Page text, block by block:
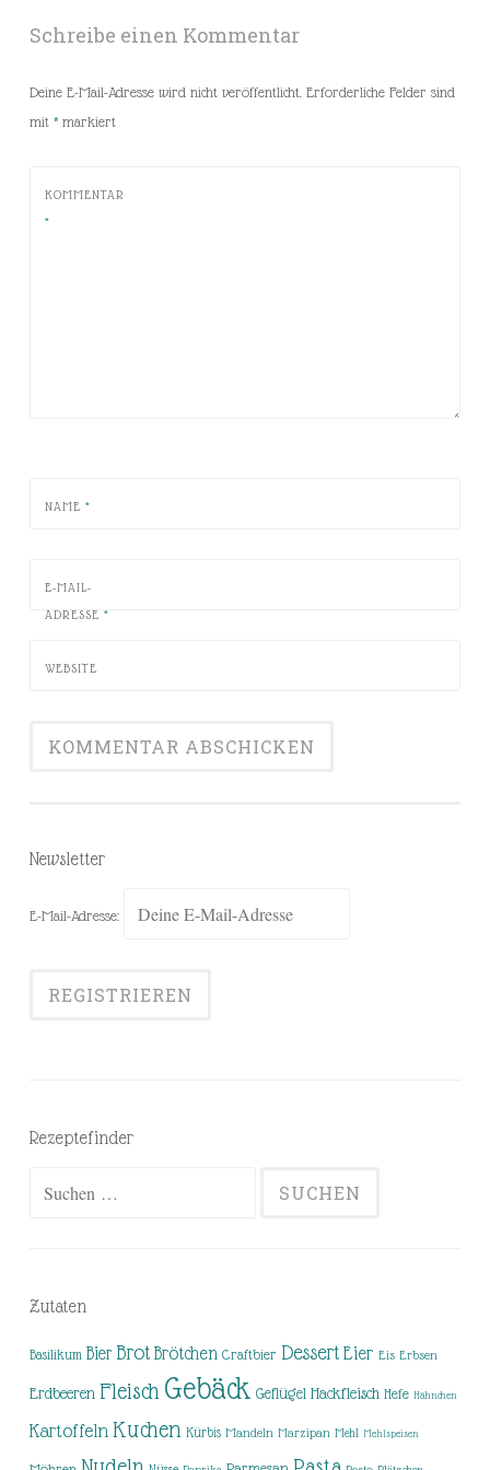
Schreibe einen Kommentar
Deine E-Mail-Adresse wird nicht veröffentlicht. Erforderliche Felder sind
mit *markiert
KOMMENTAR
*
NAME *
E-MAIL-
ADRESSE *
WEBSITE
Newsletter
E-Mail-Adresse:
Rezeptefinder
Zutaten
Basilikum Bier Brot Brötchen Craftbier Dessert Eier Eis Erbsen
Erdbeeren Fleisch Gebäck Geflügel Hackfleisch Hefe Hähnchen
Kartoffeln Kuchen Kürbis Mandeln Marzipan Mehl Mehlspeisen